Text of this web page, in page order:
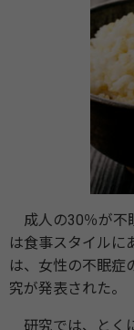
成人の30％が不
は食事スタイルに
は、女性の不眠症
究が発表された。
研究では、とく